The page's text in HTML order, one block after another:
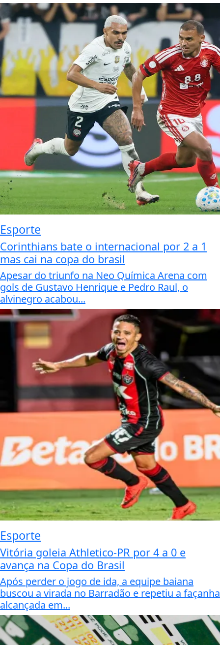
Esporte
Corinthians bate o internacional por 2 a 1
mas cai na copa do brasil
Apesar do triunfo na Neo Química Arena com
gols de Gustavo Henrique e Pedro Raul, o
alvinegro acabou...
Esporte
Vitória goleia Athletico-PR por 4 a 0 e
avança na Copa do Brasil
Após perder o jogo de ida, a equipe baiana
buscou a virada no Barradão e repetiu a façanha
alcançada em...